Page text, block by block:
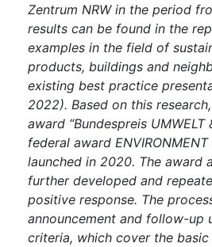
Zentrum NRW in the period
results can be found in the
examples in the field of
products, buildings and
existing best practice
2022). Based on this
award “Bundespreis UMWELT
federal award
launched in 2020. The award
further developed and
positive response. The
announcement and follow-up
criteria, which cover the